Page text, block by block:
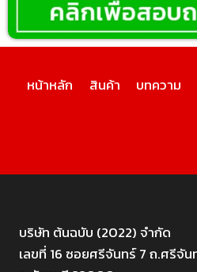
หน้าหลัก สินค้า บทความ
บริษัท ต้นฉบับ (2022) จำกัด
เลขที่ 16 ซอยศรีจันทร์ 7 ถ.ศรีจัน